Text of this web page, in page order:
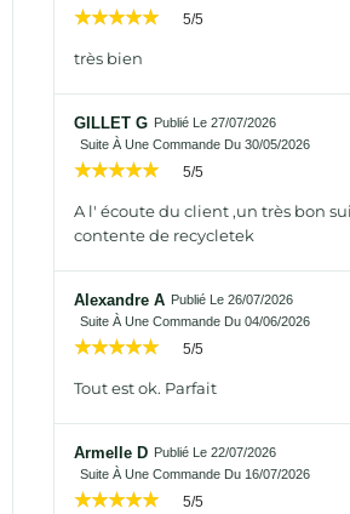
5/5
très bien
GILLET G Publié Le 27/07/2026
Suite À Une Commande Du 30/05/2026
5/5
A l' écoute du client ,un très bon
contente de recycletek
Alexandre A Publié Le 26/07/2026
Suite À Une Commande Du 04/06/2026
5/5
Tout est ok. Parfait
Armelle D Publié Le 22/07/2026
Suite À Une Commande Du 16/07/2026
5/5